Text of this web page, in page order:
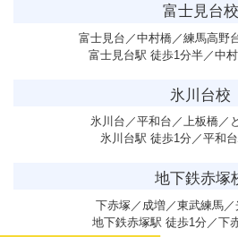
富士見台校
富士見台／中村橋／練馬高野
富士見台駅 徒歩1分半／中
氷川台校
氷川台／平和台／上板橋／
氷川台駅 徒歩1分／平和
地下鉄赤塚
下赤塚／成増／東武練馬
地下鉄赤塚駅 徒歩1分／下